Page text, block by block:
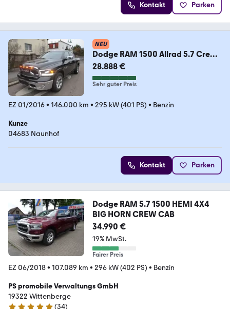
Kontakt Parken
NEU
Dodge RAM 1500 Allrad 5.7 Crew
Cab, Prins LPG*AHK*Voll
28.888 €
Sehr guter Preis
EZ 01/2016• 146.000 km • 295 kW (401 PS) • Benzin
Kunze
04683 Naunhof
Kontakt Parken
Dodge RAM 5.7 1500 HEMI 4X4
BIG HORN CREW CAB
34.990 €
19% MwSt.
Fairer Preis
EZ 06/2018• 107.089 km • 296 kW (402 PS) • Benzin
PS promobile Verwaltungs GmbH
19322 Wittenberge
(34)